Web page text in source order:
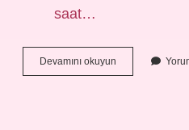
saat…
Devamını okuyun
Almak